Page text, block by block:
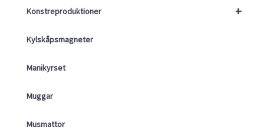
+
Konstreproduktioner
Kylskåpsmagneter
Manikyrset
Muggar
Musmattor